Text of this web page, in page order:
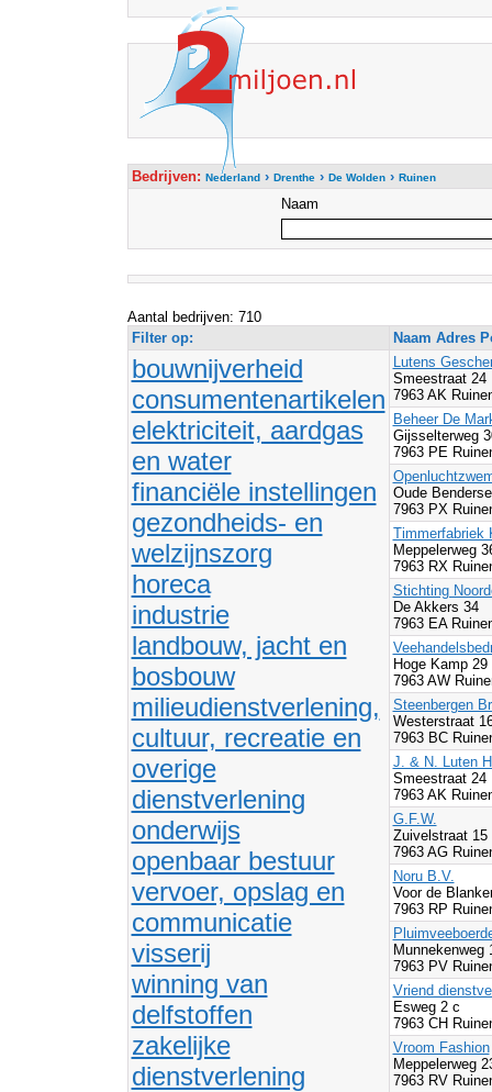
Bedrijven: Nederland› Drenthe› De Wolden› Ruinen
Naam
Aantal bedrijven: 710
Filter op:
Naam Adres
bouwnijverheid
consumentenartikelen
elektriciteit, aardgas
en water
financiële instellingen
gezondheids- en
welzijnszorg
horeca
industrie
landbouw, jacht en
bosbouw
milieudienstverlening,
cultuur, recreatie en
overige
dienstverlening
onderwijs
openbaar bestuur
vervoer, opslag en
communicatie
visserij
winning van
delfstoffen
zakelijke
dienstverlening
Lutens
Smeestraat 24
7963 AK
Beheer De
Gijsselterweg
7963 PE
Oude
7963 PX
Timmerfabriek
Meppelerweg
7963 RX
Stichting
De Akkers 34
7963 EA
Hoge Kamp 29
7963 AW
Steenbergen
Westerstraat
7963 BC
J. & N. Luten
Smeestraat 24
7963 AK
G.F.W.
Zuivelstraat 15
7963 AG
Noru B.V.
Voor de
7963 RP
Munnekenweg
7963 PV
Vriend
Esweg 2 c
7963 CH
Vroom Fashion
Meppelerweg
7963 RV